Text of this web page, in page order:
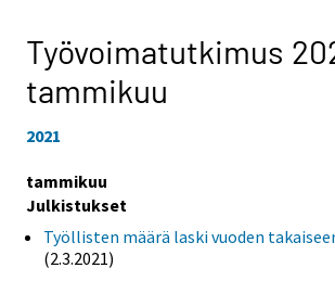
Työvoimatutkimus
tammikuu
2021
tammikuu
Julkistukset
Työllisten määrä laski vuoden
(2.3.2021)